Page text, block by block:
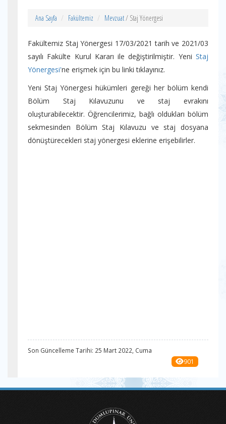
Ana Sayfa Fakültemiz Mevzuat/ Staj Yönergesi
Fakültemiz Staj Yönergesi 17/03/2021 tarih ve 2021/03
sayılı Fakülte Kurul Kararı ile değiştirilmiştir. Yeni Staj
Yönergesi'ne erişmek için bu linki tıklayınız.
Yeni Staj Yönergesi hükümleri gereği her bölüm kendi
Bölüm Staj Kılavuzunu ve staj evrakını
oluşturabilecektir. Öğrencilerimiz, bağlı oldukları bölüm
sekmesinden Bölüm Staj Kılavuzu ve staj dosyana
dönüştürecekleri staj yönergesi eklerine erişebilirler.
Son Güncelleme Tarihi: 25 Mart 2022, Cuma
901